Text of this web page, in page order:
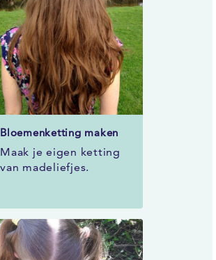
Bloemenketting maken
Maak je eigen ketting
van madeliefjes.